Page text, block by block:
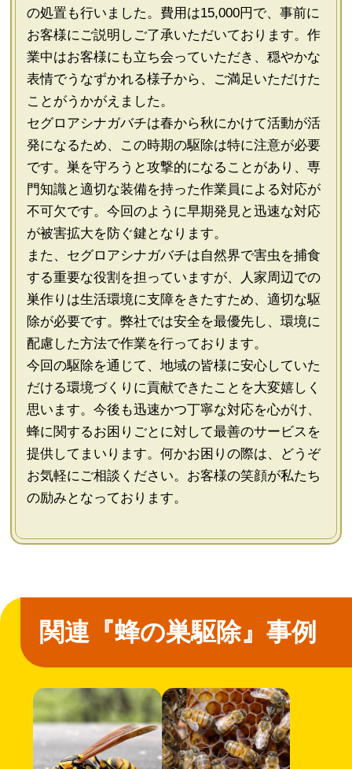
の処置も行いました。費用は15,000円で、事前に
お客様にご説明しご了承いただいております。作
業中はお客様にも立ち会っていただき、穏やかな
表情でうなずかれる様子から、ご満足いただけた
ことがうかがえました。
セグロアシナガバチは春から秋にかけて活動が活
発になるため、この時期の駆除は特に注意が必要
です。巣を守ろうと攻撃的になることがあり、専
門知識と適切な装備を持った作業員による対応が
不可欠です。今回のように早期発見と迅速な対応
が被害拡大を防ぐ鍵となります。
また、セグロアシナガバチは自然界で害虫を捕食
する重要な役割を担っていますが、人家周辺での
巣作りは生活環境に支障をきたすため、適切な駆
除が必要です。弊社では安全を最優先し、環境に
配慮した方法で作業を行っております。
今回の駆除を通じて、地域の皆様に安心していた
だける環境づくりに貢献できたことを大変嬉しく
思います。今後も迅速かつ丁寧な対応を心がけ、
蜂に関するお困りごとに対して最善のサービスを
提供してまいります。何かお困りの際は、どうぞ
お気軽にご相談ください。お客様の笑顔が私たち
の励みとなっております。
関連『蜂の巣駆除』事例